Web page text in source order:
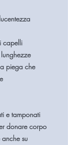
capelli
piega che
e tamponati
donare corpo
su